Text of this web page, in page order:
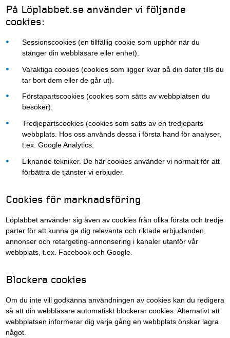
På Löplabbet.se använder vi följande
cookies:
Sessionscookies (en tillfällig cookie som upphör när du
stänger din webbläsare eller enhet).
Varaktiga cookies (cookies som ligger kvar på din dator tills du
tar bort dem eller de går ut).
Förstapartscookies (cookies som sätts av webbplatsen du
besöker).
Tredjepartscookies (cookies som satts av en tredjeparts
webbplats. Hos oss används dessa i första hand för analyser,
t.ex. Google Analytics.
Liknande tekniker. De här cookies använder vi normalt för att
förbättra de tjänster vi erbjuder.
Cookies för marknadsföring
Löplabbet använder sig även av cookies från olika första och tredje
parter för att kunna ge dig relevanta och riktade erbjudanden,
annonser och retargeting-annonsering i kanaler utanför vår
webbplats, t.ex. Facebook och Google.
Blockera cookies
Om du inte vill godkänna användningen av cookies kan du redigera
så att din webbläsare automatiskt blockerar cookies. Alternativt att
webbplatsen informerar dig varje gång en webbplats önskar lagra
något.